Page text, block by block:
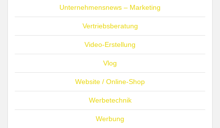
Unternehmensnews – Marketing
Vertriebsberatung
Video-Erstellung
Vlog
Website / Online-Shop
Werbetechnik
Werbung